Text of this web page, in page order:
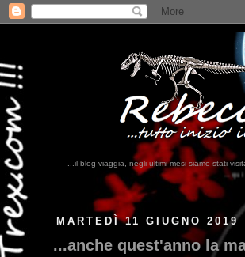
...il blog viaggia, negli ultimi mesi siamo stati
...qui trovate il nostro viaggio in MESSICO
MARTEDÌ 11 GIUGNO 2019
...anche quest'anno la